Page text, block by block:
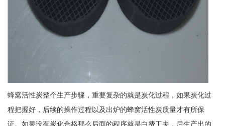
蜂窝活性炭整个生产步骤，重要复杂的就是炭化过程，如果炭化过
程把握好，后续的操作过程以及出炉的蜂窝活性炭质量才有所保
证。如果没有炭化合格那么后面的程序就是白费工夫，后生产出的